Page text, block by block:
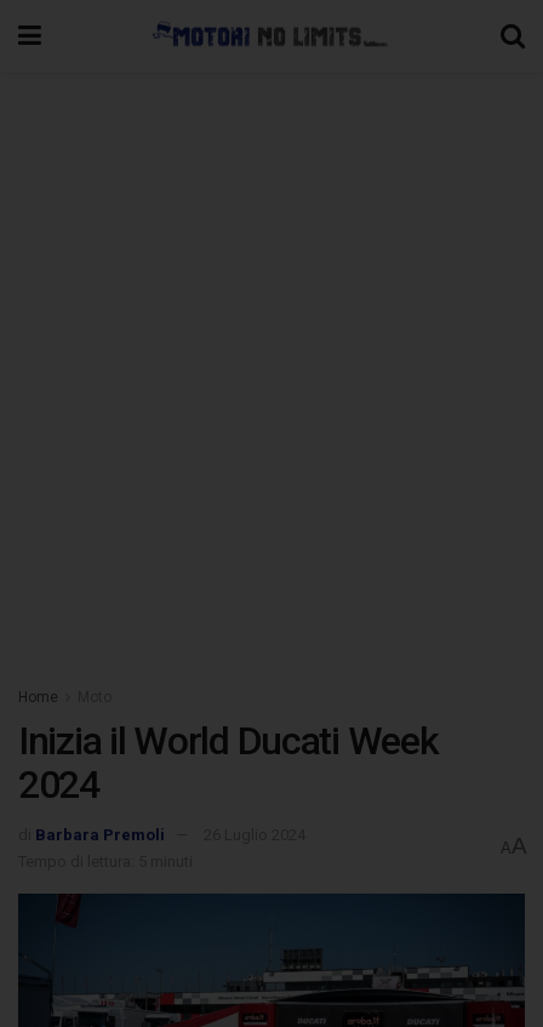
Home
Inizia il World Ducati Week
2024
Barbara Premoli
AA